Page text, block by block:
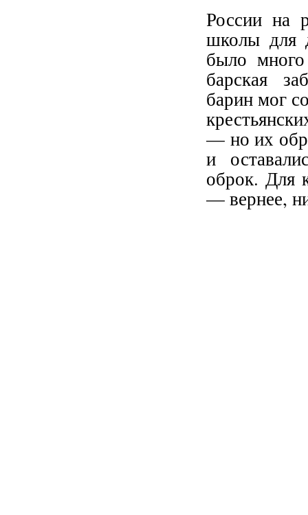
России на
школы для
было
барская
барин мог
— но их
и
оброк. Для
— вернее,